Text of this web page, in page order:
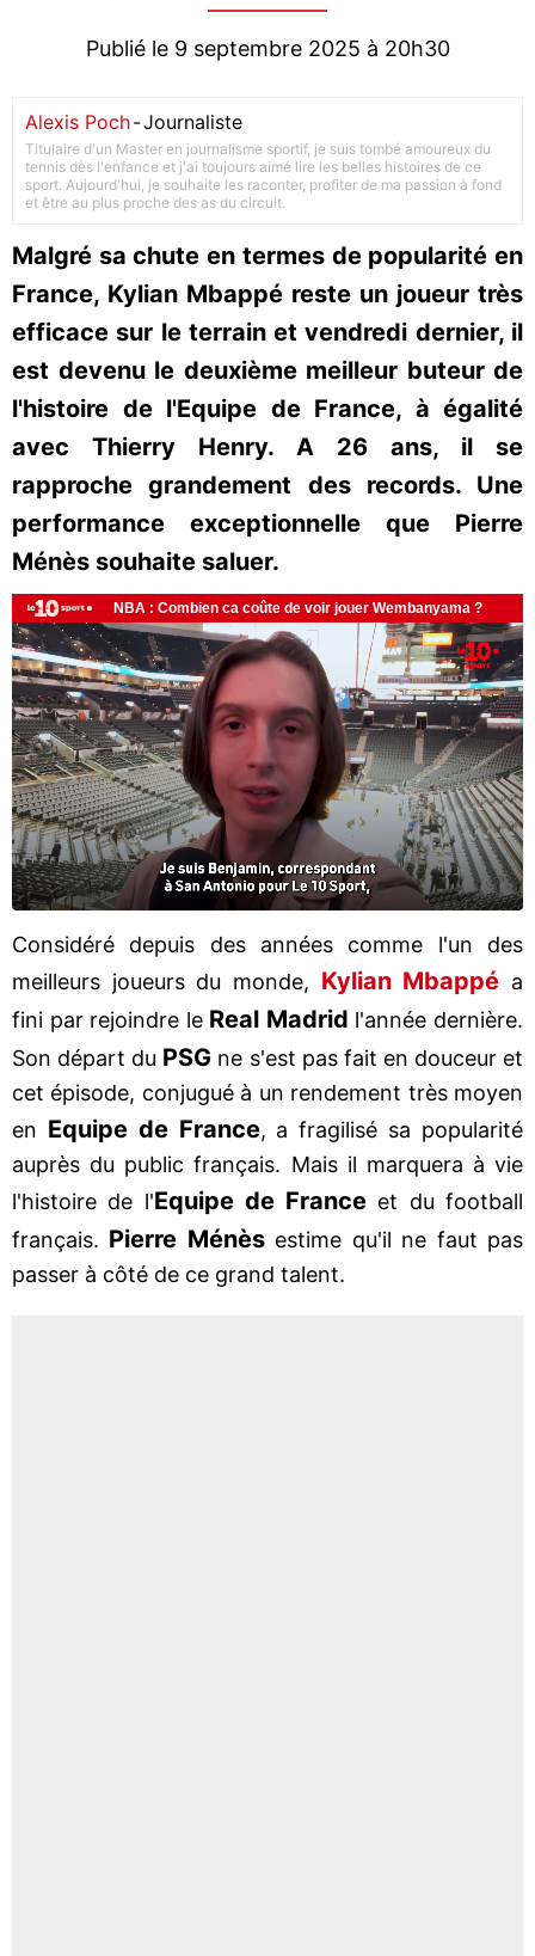
Publié le 9 septembre 2025 à 20h30
Alexis Poch-Journaliste
Titulaire d'un Master en journalisme sportif, je suis tombé amoureux du
tennis dès l'enfance et j'ai toujours aimé lire les belles histoires de ce
sport. Aujourd'hui, je souhaite les raconter, profiter de ma passion à fond
et être au plus proche des as du circuit.
Malgré sa chute en termes de popularité en
France, Kylian Mbappé reste un joueur très
efficace sur le terrain et vendredi dernier, il
est devenu le deuxième meilleur buteur de
l'histoire de l'Equipe de France, à égalité
avec Thierry Henry. A 26 ans, il se
rapproche grandement des records. Une
performance exceptionnelle que Pierre
Ménès souhaite saluer.
Considéré depuis des années comme l'un des
meilleurs joueurs du monde, Kylian Mbappé a
fini par rejoindre le Real Madrid l'année dernière.
Son départ du PSG ne s'est pas fait en douceur et
cet épisode, conjugué à un rendement très moyen
en Equipe de France, a fragilisé sa popularité
auprès du public français. Mais il marquera à vie
l'histoire de l'Equipe de France et du football
français. Pierre Ménèsestime qu'il ne faut pas
passer à côté de ce grand talent.